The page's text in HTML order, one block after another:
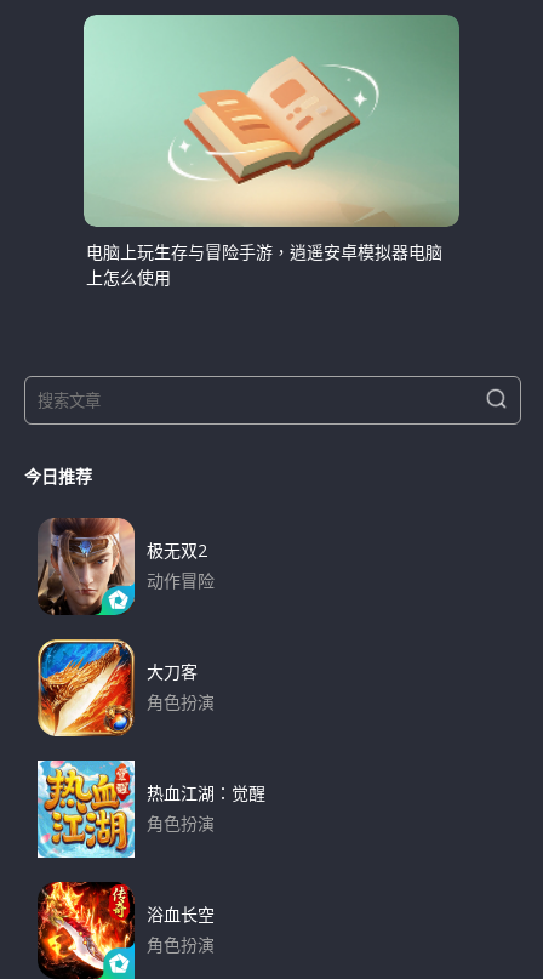
电脑上玩生存与冒险手游，逍遥安卓模拟器电脑
上怎么使用
e
r
S
e
今日推荐
极无双2
动作冒险
大刀客
角色扮演
热血江湖：觉醒
角色扮演
浴血长空
角色扮演